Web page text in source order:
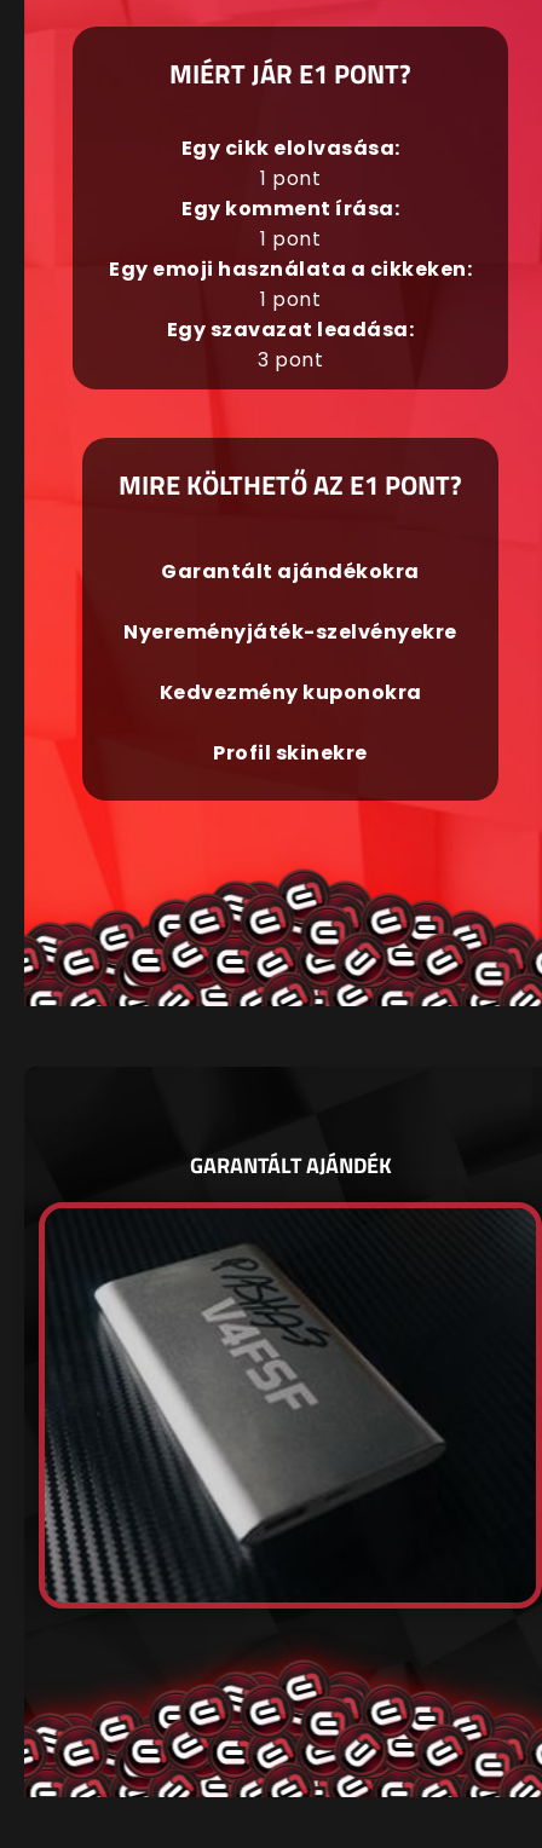
MIÉRT JÁR E1 PONT?
Egy cikk elolvasása:
1 pont
Egy komment írása:
1 pont
Egy emoji használata a cikkeken:
1 pont
Egy szavazat leadása:
3 pont
MIRE KÖLTHETŐ AZ E1 PONT?
Garantált ajándékokra
Nyereményjáték-szelvényekre
Kedvezmény kuponokra
Profil skinekre
GARANTÁLT AJÁNDÉK